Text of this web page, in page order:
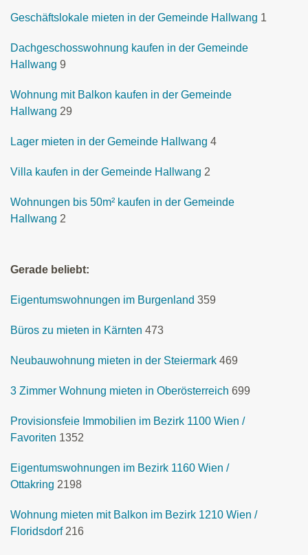
Geschäftslokale mieten in der Gemeinde Hallwang 1
Dachgeschosswohnung kaufen in der Gemeinde
Hallwang 9
Wohnung mit Balkon kaufen in der Gemeinde
Hallwang 29
Lager mieten in der Gemeinde Hallwang 4
Villa kaufen in der Gemeinde Hallwang 2
Wohnungen bis 50m² kaufen in der Gemeinde
Hallwang 2
Gerade beliebt:
Eigentumswohnungen im Burgenland 359
Büros zu mieten in Kärnten 473
Neubauwohnung mieten in der Steiermark 469
3 Zimmer Wohnung mieten in Oberösterreich 699
Provisionsfeie Immobilien im Bezirk 1100 Wien /
Favoriten 1352
Eigentumswohnungen im Bezirk 1160 Wien /
Ottakring 2198
Wohnung mieten mit Balkon im Bezirk 1210 Wien /
Floridsdorf 216